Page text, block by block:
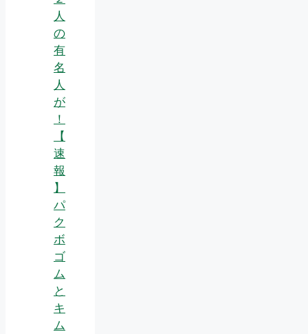
人
の
有
名
人
が
！
【
速
報
】
パ
ク
ボ
ゴ
ム
と
キ
ム